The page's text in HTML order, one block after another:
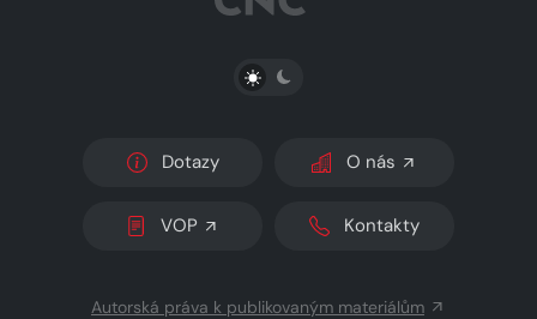
PŘEPNOUT SVĚTLÝ/TMAVÝ REŽIM
Dotazy O nás
VOP Kontakty
Autorská práva k publikovaným materiálům